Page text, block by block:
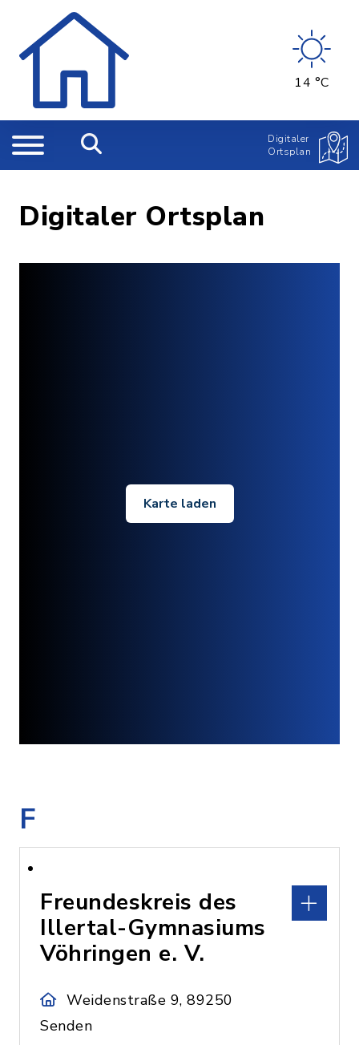
14 °C
Digitaler
Ortsplan
Digitaler Ortsplan
Karte laden
F
Freundeskreis des
Illertal-Gymnasiums
Vöhringen e. V.
Weidenstraße 9, 89250
Senden